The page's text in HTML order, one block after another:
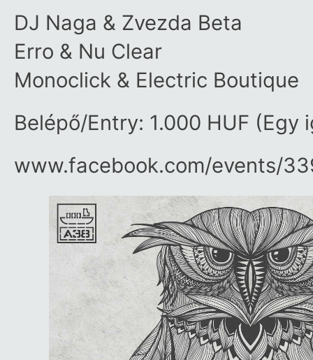
DJ Naga & Zvezda Beta
Erro & Nu Clear
Monoclick & Electric Boutique
Belépő/Entry: 1.000 HUF (Egy
www.facebook.com/​events/​